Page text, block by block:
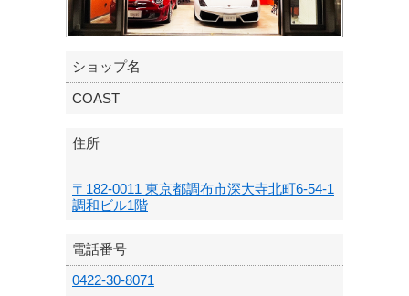
ショップ名
COAST
住所
〒182-0011 東京都調布市深大寺北町6-54-1
調和ビル1階
電話番号
0422-30-8071